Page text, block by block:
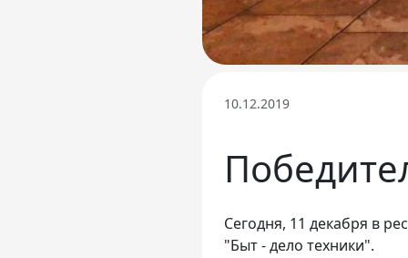
10.12.2019
Сегодня, 11 декабря в
"Быт - дело техники".